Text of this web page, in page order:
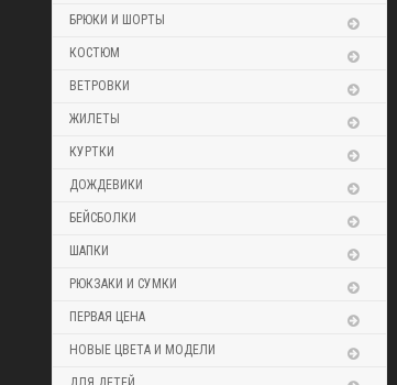
БРЮКИ И ШОРТЫ
КОСТЮМ
ВЕТРОВКИ
ЖИЛЕТЫ
КУРТКИ
ДОЖДЕВИКИ
БЕЙСБОЛКИ
ШАПКИ
РЮКЗАКИ И СУМКИ
ПЕРВАЯ ЦЕНА
НОВЫЕ ЦВЕТА И МОДЕЛИ